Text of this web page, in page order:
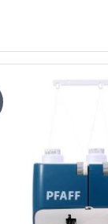
IN DEN